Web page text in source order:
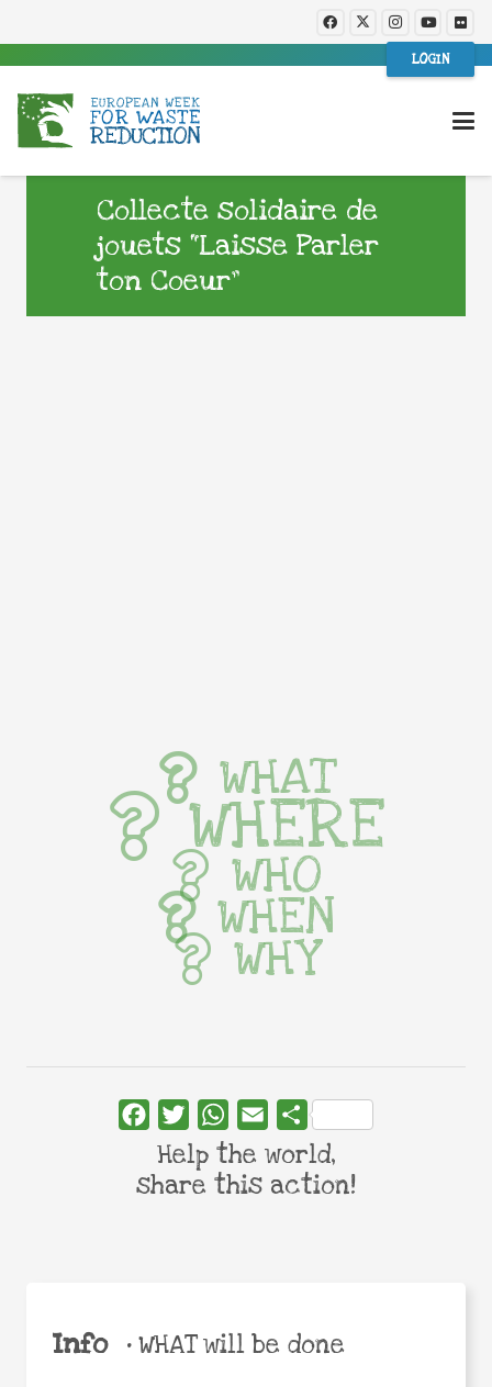
LOGIN
Collecte solidaire de
jouets “Laisse Parler
ton Coeur”
Info •WHAT will be done
WHAT
WHERE
WHO
WHEN
WHY
FacebookTwitterWhatsApp
Email Share
Help the world,
share this action!